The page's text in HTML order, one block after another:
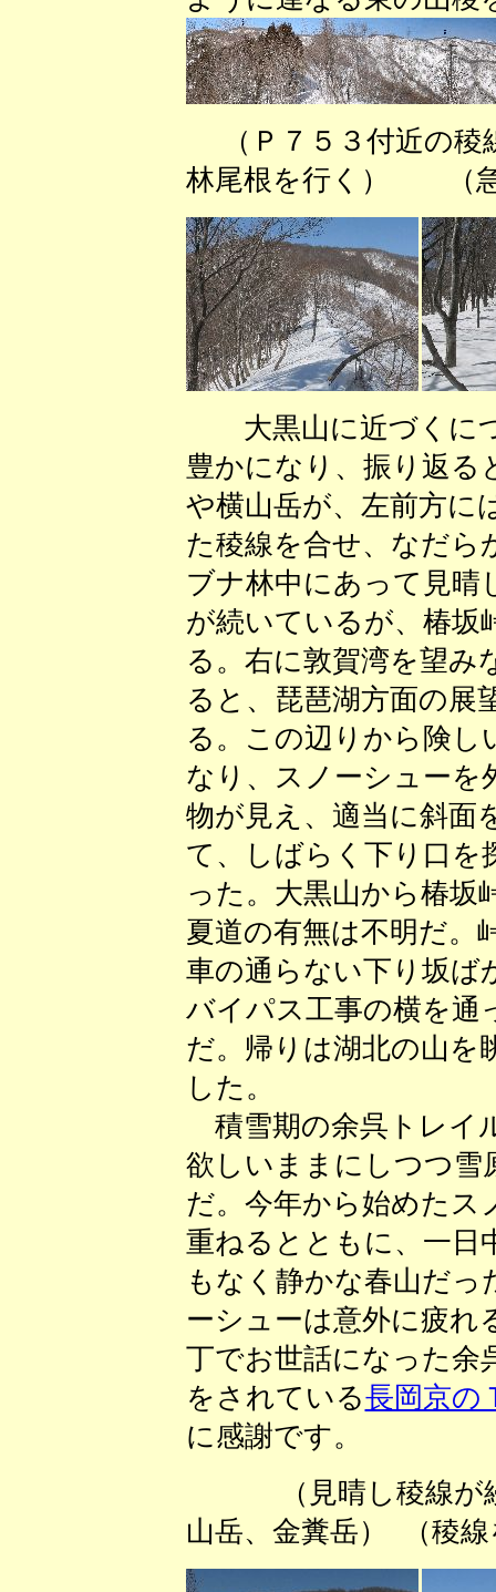
（Ｐ７５３付近の
林尾根を行く） （急
大黒山に近づくにつ
豊かになり、振り返る
や横山岳が、左前方に
た稜線を合せ、なだら
ブナ林中にあって見晴
が続いているが、椿坂
る。右に敦賀湾を望み
ると、琵琶湖方面の展
る。この辺りから険し
なり、スノーシューを
物が見え、適当に斜面
て、しばらく下り口を
った。大黒山から椿坂
夏道の有無は不明だ。
車の通らない下り坂ば
バイパス工事の横を通
だ。帰りは湖北の山を
した。
積雪期の余呉トレイ
欲しいままにしつつ雪
だ。今年から始めたス
重ねるとともに、一日
もなく静かな春山だっ
ーシューは意外に疲れ
丁でお世話になった余
をされている長岡京の
に感謝です。
（見晴し稜線
山岳、金糞岳） （稜